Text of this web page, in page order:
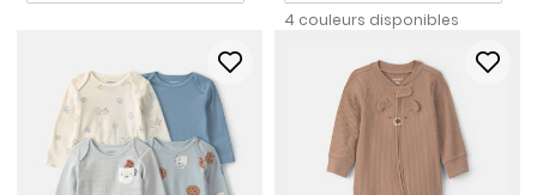
4 couleurs disponibles